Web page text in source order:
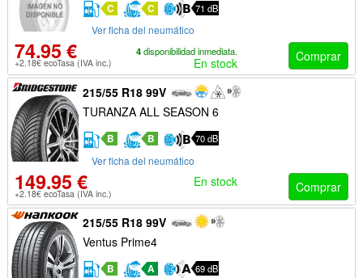
C C 71 dB
Ver ficha del neumático
74.95 €
+2.18€ ecoTasa (IVA inc.) Comprar
4disponibilidad inmediata.
En stock
215/55 R18 99V
TURANZA ALL SEASON 6
B B 70 dB
Ver ficha del neumático
149.95 €
+2.18€ ecoTasa (IVA inc.) Comprar
En stock
215/55 R18 99V
Ventus Prime4
B A 69 dB